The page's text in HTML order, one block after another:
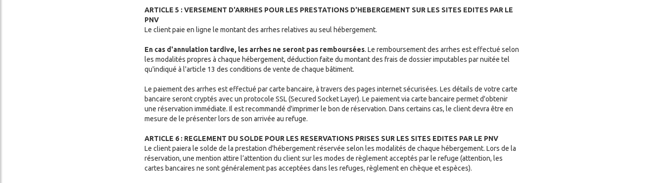
ARTICLE 5 : VERSEMENT D'ARRHES POUR LES PRESTATIONS D'HEBERGEMENT SUR LES SITES EDITES PAR LE
PNV
Le client paie en ligne le montant des arrhes relatives au seul hébergement.
En cas d'annulation tardive, les arrhes ne seront pas remboursées. Le remboursement des arrhes est effectué selon
les modalités propres à chaque hébergement, déduction faite du montant des frais de dossier imputables par nuitée tel
qu'indiqué à l'article 13 des conditions de vente de chaque bâtiment.
Le paiement des arrhes est effectué par carte bancaire, à travers des pages internet sécurisées. Les détails de votre carte
bancaire seront cryptés avec un protocole SSL (Secured Socket Layer). Le paiement via carte bancaire permet d'obtenir
une réservation immédiate. Il est recommandé d'imprimer le bon de réservation. Dans certains cas, le client devra être en
mesure de le présenter lors de son arrivée au refuge.
ARTICLE 6 : REGLEMENT DU SOLDE POUR LES RESERVATIONS PRISES SUR LES SITES EDITES PAR LE PNV
Le client paiera le solde de la prestation d'hébergement réservée selon les modalités de chaque hébergement. Lors de la
réservation, une mention attire l’attention du client sur les modes de règlement acceptés par le refuge (attention, les
cartes bancaires ne sont généralement pas acceptées dans les refuges, règlement en chèque et espèces).